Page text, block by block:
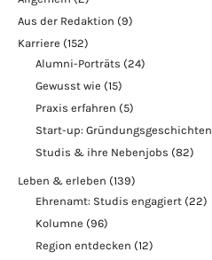
Aus der Redaktion (9)
Karriere (152)
Alumni-Porträts (24)
Gewusst wie (15)
Praxis erfahren (5)
Start-up: Gründungsgeschichten
Studis & ihre Nebenjobs (82)
Leben & erleben (139)
Ehrenamt: Studis engagiert (22)
Kolumne (96)
Region entdecken (12)